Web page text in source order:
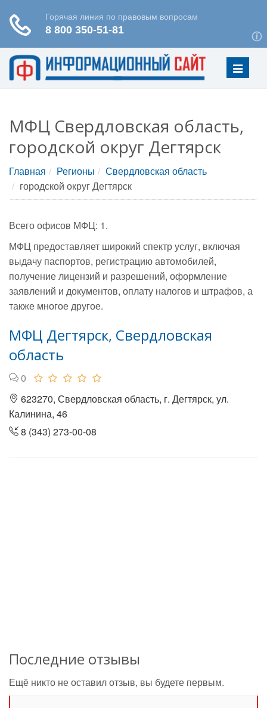
Меню
МФЦ Свердловская область,
городской округ Дегтярск
Главная Регионы
Свердловская область
городской округ Дегтярск
Всего офисов МФЦ: 1.
МФЦ предоставляет широкий спектр услуг, включая
выдачу паспортов, регистрацию автомобилей,
получение лицензий и разрешений, оформление
заявлений и документов, оплату налогов и штрафов, а
также многое другое.
МФЦ Дегтярск, Свердловская
область
0
623270, Свердловская область, г. Дегтярск, ул.
Калинина, 46
8 (343) 273-00-08
Последние отзывы
Ещё никто не оставил отзыв, вы будете первым.